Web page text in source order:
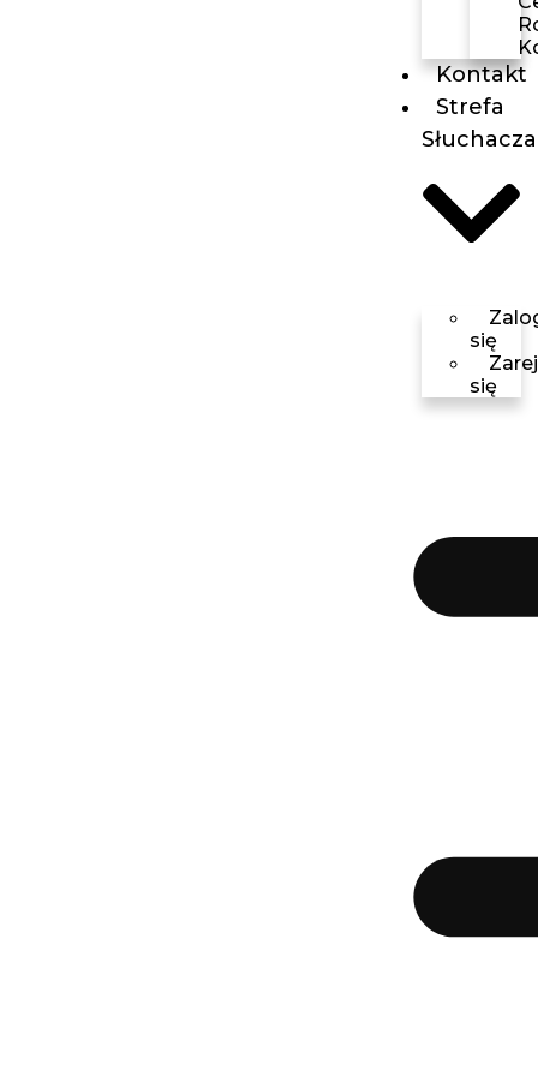
Kontakt
Strefa
Słuchacza
się
się